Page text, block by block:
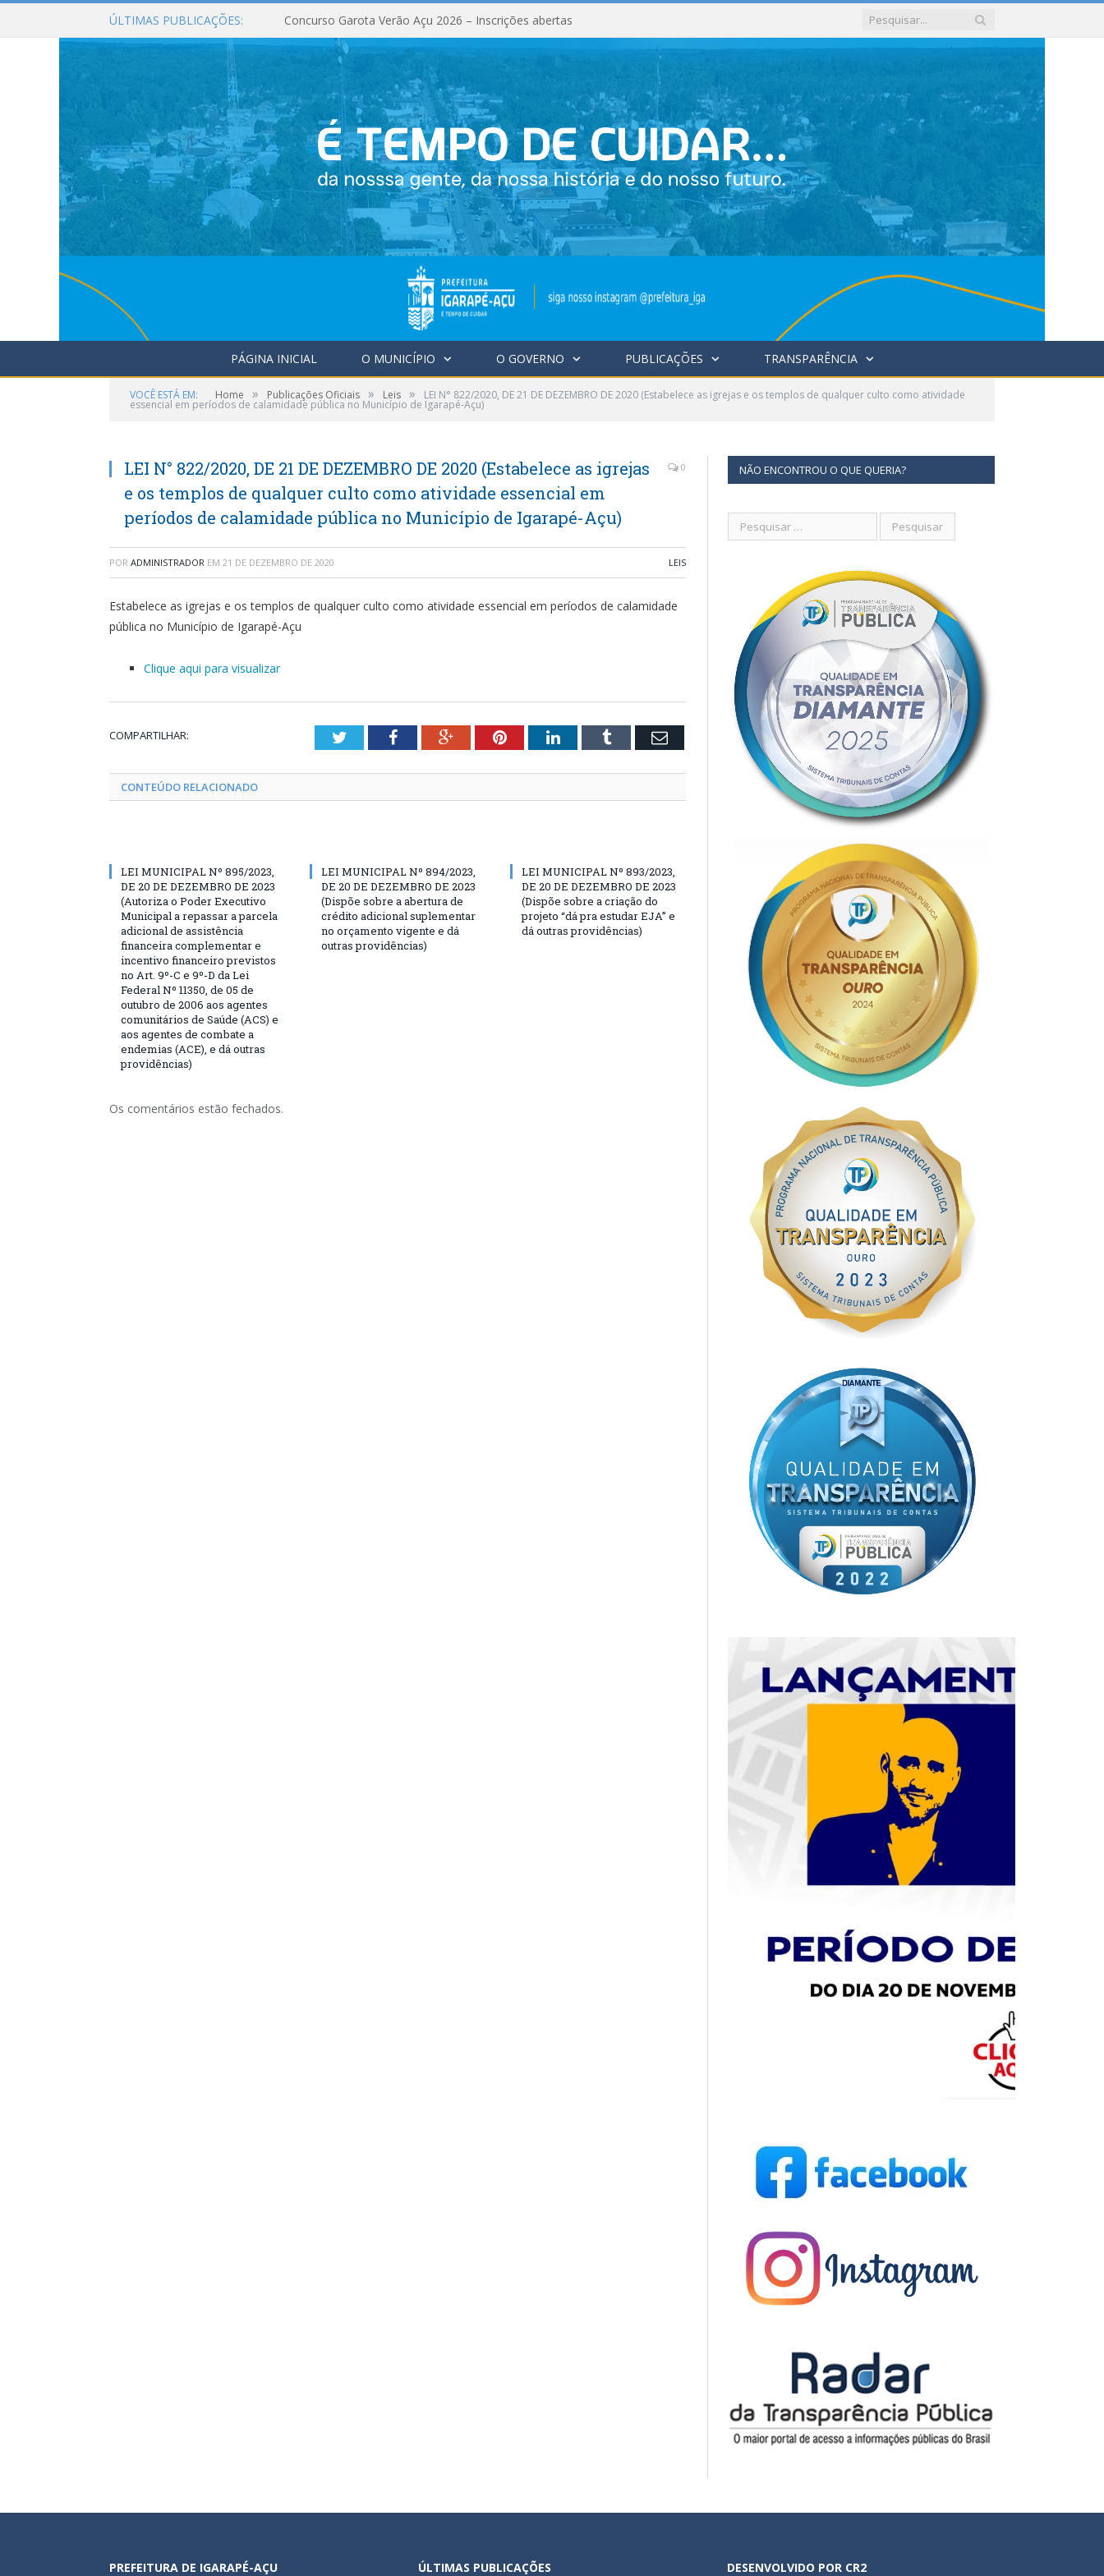
ÚLTIMAS PUBLICAÇÕES: Concurso Garota Verão Açu 2026 – Inscrições abertas
PÁGINA INICIAL O MUNICÍPIO O GOVERNO PUBLICAÇÕES TRANSPARÊNCIA
VOCÊ ESTÁ EM: Home » Publicações Oficiais » Leis » LEI N° 822/2020, DE 21 DE DEZEMBRO DE 2020 (Estabelece as igrejas e os templos de qualquer culto como atividade
essencial em períodos de calamidade pública no Município de Igarapé-Açu)
LEI N° 822/2020, DE 21 DE DEZEMBRO DE 2020 (Estabelece as igrejas
e os templos de qualquer culto como atividade essencial em
períodos de calamidade pública no Município de Igarapé-Açu)
0
POR ADMINISTRADOR EM 21 DE DEZEMBRO DE 2020 LEIS
Estabelece as igrejas e os templos de qualquer culto como atividade essencial em períodos de calamidade
pública no Município de Igarapé-Açu
Clique aqui para visualizar
COMPARTILHAR: TwitterFacebookGoogle+PinterestLinkedInTumblr Email
CONTEÚDO RELACIONADO
LEI MUNICIPAL Nº 895/2023,
DE 20 DE DEZEMBRO DE 2023
(Autoriza o Poder Executivo
Municipal a repassar a parcela
adicional de assistência
financeira complementar e
incentivo financeiro previstos
no Art. 9º-C e 9º-D da Lei
Federal Nº 11350, de 05 de
outubro de 2006 aos agentes
comunitários de Saúde (ACS) e
aos agentes de combate a
endemias (ACE), e dá outras
providências)
LEI MUNICIPAL Nº 894/2023,
DE 20 DE DEZEMBRO DE 2023
(Dispõe sobre a abertura de
crédito adicional suplementar
no orçamento vigente e dá
outras providências)
LEI MUNICIPAL Nº 893/2023,
DE 20 DE DEZEMBRO DE 2023
(Dispõe sobre a criação do
projeto “dá pra estudar EJA” e
dá outras providências)
Os comentários estão fechados.
NÃO ENCONTROU O QUE QUERIA?
PREFEITURA DE IGARAPÉ-AÇU ÚLTIMAS PUBLICAÇÕES DESENVOLVIDO POR CR2